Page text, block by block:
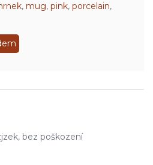
, mug, pink, porcelain,
bez poškození